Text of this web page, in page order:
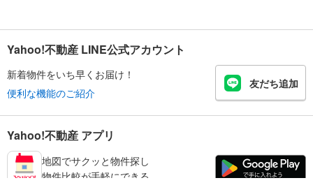
Yahoo!不動産 LINE公式アカウント
新着物件をいち早くお届け！
便利な機能のご紹介
友だち追加
Yahoo!不動産 アプリ
地図でサクッと物件探し
物件比較が手軽にできる